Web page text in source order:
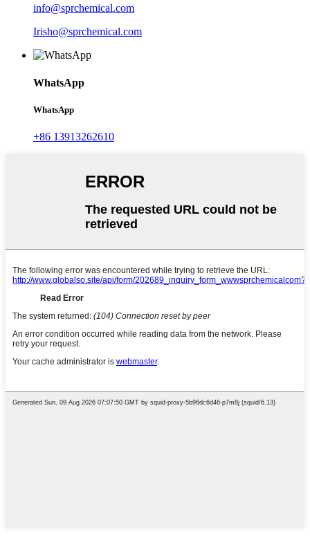
info@sprchemical.com
Irisho@sprchemical.com
WhatsApp
WhatsApp
+86 13913262610